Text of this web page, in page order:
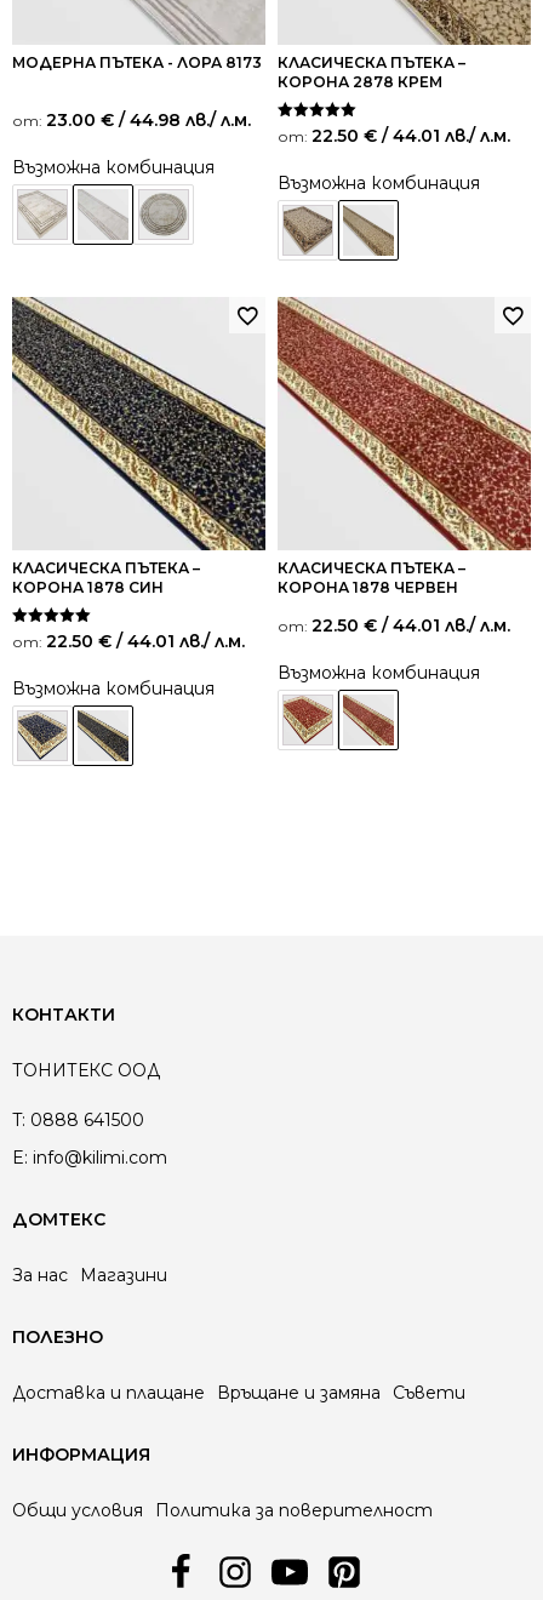
МОДЕРНА ПЪТЕКА - ЛОРА 8173
от: 23.00 € / 44.98 лв./ л.м.
Възможна комбинация
КЛАСИЧЕСКА ПЪТЕКА –
КОРОНА 2878 КРЕМ
Оценено на
5.00
от: 22.50 € / 44.01 лв./ л.м.
Възможна комбинация
КЛАСИЧЕСКА ПЪТЕКА –
КОРОНА 1878 СИН
Оценено на
5.00
от: 22.50 € / 44.01 лв./ л.м.
Възможна комбинация
КЛАСИЧЕСКА ПЪТЕКА –
КОРОНА 1878 ЧЕРВЕН
от: 22.50 € / 44.01 лв./ л.м.
Възможна комбинация
КОНТАКТИ
ТОНИТЕКС ООД
T: 0888 641500
E: info@kilimi.com
ДОМТЕКС
За нас Магазини
ПОЛЕЗНО
Доставка и плащане Връщане и замяна Съвети
ИНФОРМАЦИЯ
Общи условия Политика за поверителност